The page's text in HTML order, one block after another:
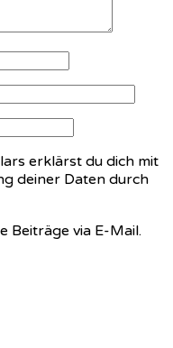
erklärst du dich mit
deiner Daten durch
Beiträge via E-Mail.